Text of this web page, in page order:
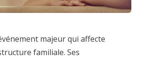
majeur qui affecte
familiale. Ses